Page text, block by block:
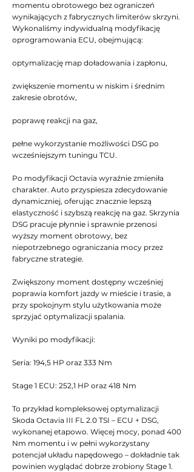
momentu obrotowego bez ograniczeń
wynikających z fabrycznych limiterów skrzyni.
Wykonaliśmy indywidualną modyfikację
oprogramowania ECU, obejmującą:
optymalizację map doładowania i zapłonu,
zwiększenie momentu w niskim i średnim
zakresie obrotów,
poprawę reakcji na gaz,
pełne wykorzystanie możliwości DSG po
wcześniejszym tuningu TCU.
Po modyfikacji Octavia wyraźnie zmieniła
charakter. Auto przyspiesza zdecydowanie
dynamiczniej, oferując znacznie lepszą
elastyczność i szybszą reakcję na gaz. Skrzynia
DSG pracuje płynnie i sprawnie przenosi
wyższy moment obrotowy, bez
niepotrzebnego ograniczania mocy przez
fabryczne strategie.
Zwiększony moment dostępny wcześniej
poprawia komfort jazdy w mieście i trasie, a
przy spokojnym stylu użytkowania może
sprzyjać optymalizacji spalania.
Wyniki po modyfikacji:
Seria: 194,5 HP oraz 333 Nm
Stage 1 ECU: 252,1 HP oraz 418 Nm
To przykład kompleksowej optymalizacji
Skoda Octavia III FL 2.0 TSI – ECU + DSG,
wykonanej etapowo. Więcej mocy, ponad 400
Nm momentu i w pełni wykorzystany
potencjał układu napędowego – dokładnie tak
powinien wyglądać dobrze zrobiony Stage 1.